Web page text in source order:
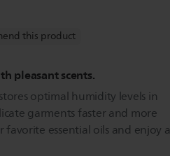
this product
pleasant scents.
optimal humidity levels in
garments faster and more
essential oils and enjoy a